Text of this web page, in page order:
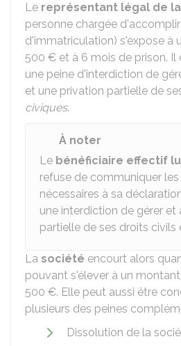
Le représentant légal de
personne chargée
d'immatriculation) s'expose à
500 € et à 6 mois de prison.
une peine d'interdiction de
et une privation partielle de
civiques.
À noter
Le bénéficiaire effectif
refuse de communiquer
nécessaires à sa
une interdiction de gérer et
partielle de ses droits civils
La société encourt alors
pouvant s'élever à un
500 €. Elle peut aussi être
plusieurs des peines
Dissolution de la